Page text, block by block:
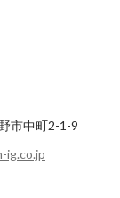
市中町2-1-9